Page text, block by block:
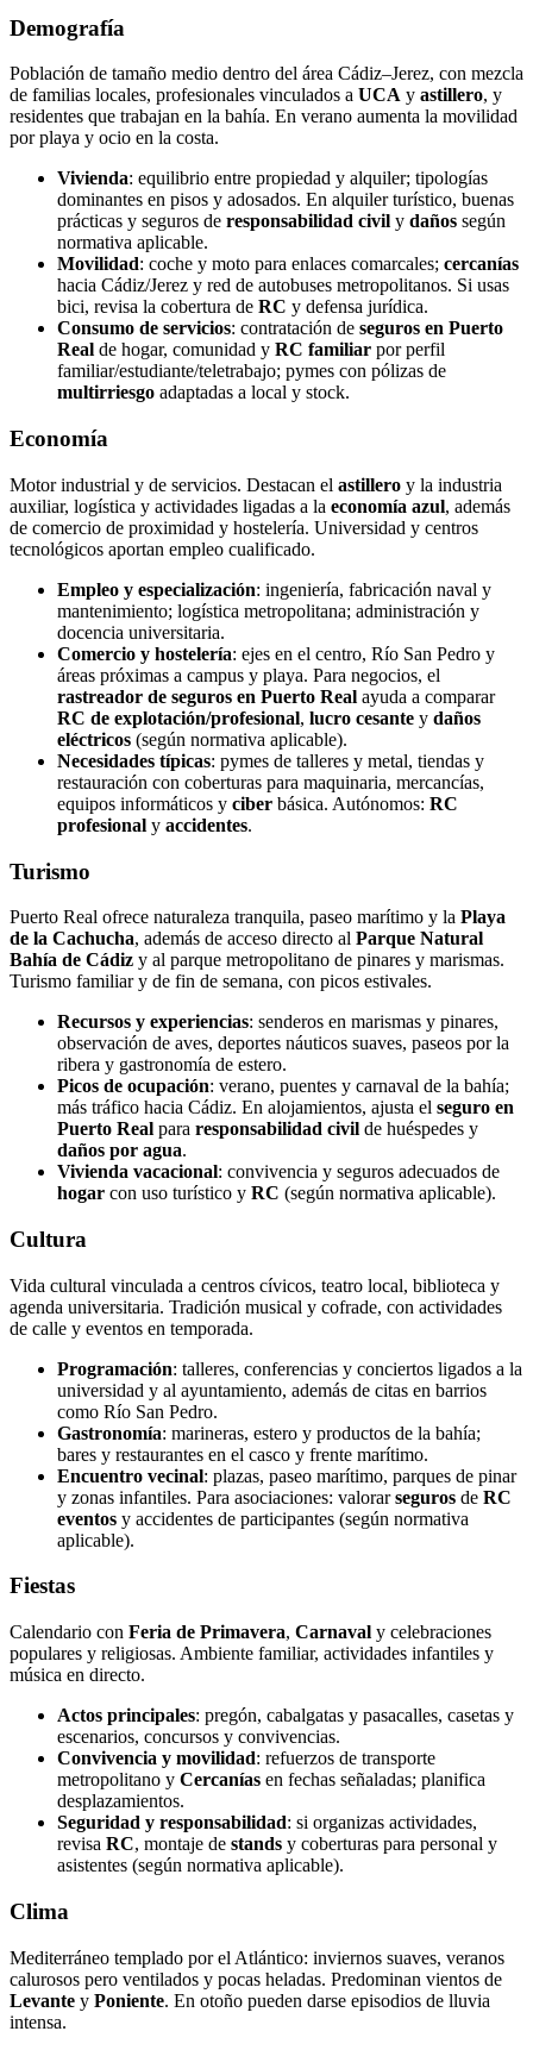
Demografía
Población de tamaño medio dentro del área Cádiz–Jerez, con mezcla
de familias locales, profesionales vinculados a UCA y astillero, y
residentes que trabajan en la bahía. En verano aumenta la movilidad
por playa y ocio en la costa.
Vivienda: equilibrio entre propiedad y alquiler; tipologías
dominantes en pisos y adosados. En alquiler turístico, buenas
prácticas y seguros de responsabilidad civil y daños según
normativa aplicable.
Movilidad: coche y moto para enlaces comarcales; cercanías
hacia Cádiz/Jerez y red de autobuses metropolitanos. Si usas
bici, revisa la cobertura de RC y defensa jurídica.
Consumo de servicios: contratación de seguros en Puerto
Real de hogar, comunidad y RC familiar por perfil
familiar/estudiante/teletrabajo; pymes con pólizas de
multirriesgo adaptadas a local y stock.
Economía
Motor industrial y de servicios. Destacan el astillero y la industria
auxiliar, logística y actividades ligadas a la economía azul, además
de comercio de proximidad y hostelería. Universidad y centros
tecnológicos aportan empleo cualificado.
Empleo y especialización: ingeniería, fabricación naval y
mantenimiento; logística metropolitana; administración y
docencia universitaria.
Comercio y hostelería: ejes en el centro, Río San Pedro y
áreas próximas a campus y playa. Para negocios, el
rastreador de seguros en Puerto Real ayuda a comparar
RC de explotación/profesional, lucro cesante y daños
eléctricos (según normativa aplicable).
Necesidades típicas: pymes de talleres y metal, tiendas y
restauración con coberturas para maquinaria, mercancías,
equipos informáticos y ciber básica. Autónomos: RC
profesional y accidentes.
Turismo
Puerto Real ofrece naturaleza tranquila, paseo marítimo y la Playa
de la Cachucha, además de acceso directo al Parque Natural
Bahía de Cádiz y al parque metropolitano de pinares y marismas.
Turismo familiar y de fin de semana, con picos estivales.
Recursos y experiencias: senderos en marismas y pinares,
observación de aves, deportes náuticos suaves, paseos por la
ribera y gastronomía de estero.
Picos de ocupación: verano, puentes y carnaval de la bahía;
más tráfico hacia Cádiz. En alojamientos, ajusta el seguro en
Puerto Real para responsabilidad civil de huéspedes y
daños por agua.
Vivienda vacacional: convivencia y seguros adecuados de
hogar con uso turístico y RC (según normativa aplicable).
Cultura
Vida cultural vinculada a centros cívicos, teatro local, biblioteca y
agenda universitaria. Tradición musical y cofrade, con actividades
de calle y eventos en temporada.
Programación: talleres, conferencias y conciertos ligados a la
universidad y al ayuntamiento, además de citas en barrios
como Río San Pedro.
Gastronomía: marineras, estero y productos de la bahía;
bares y restaurantes en el casco y frente marítimo.
Encuentro vecinal: plazas, paseo marítimo, parques de pinar
y zonas infantiles. Para asociaciones: valorarseguros de RC
eventos y accidentes de participantes (según normativa
aplicable).
Fiestas
Calendario con Feria de Primavera, Carnaval y celebraciones
populares y religiosas. Ambiente familiar, actividades infantiles y
música en directo.
Actos principales: pregón, cabalgatas y pasacalles, casetas y
escenarios, concursos y convivencias.
Convivencia y movilidad: refuerzos de transporte
metropolitano y Cercanías en fechas señaladas; planifica
desplazamientos.
Seguridad y responsabilidad: si organizas actividades,
revisa RC, montaje de stands y coberturas para personal y
asistentes (según normativa aplicable).
Clima
Mediterráneo templado por el Atlántico: inviernos suaves, veranos
calurosos pero ventilados y pocas heladas. Predominan vientos de
Levante y Poniente. En otoño pueden darse episodios de lluvia
intensa.